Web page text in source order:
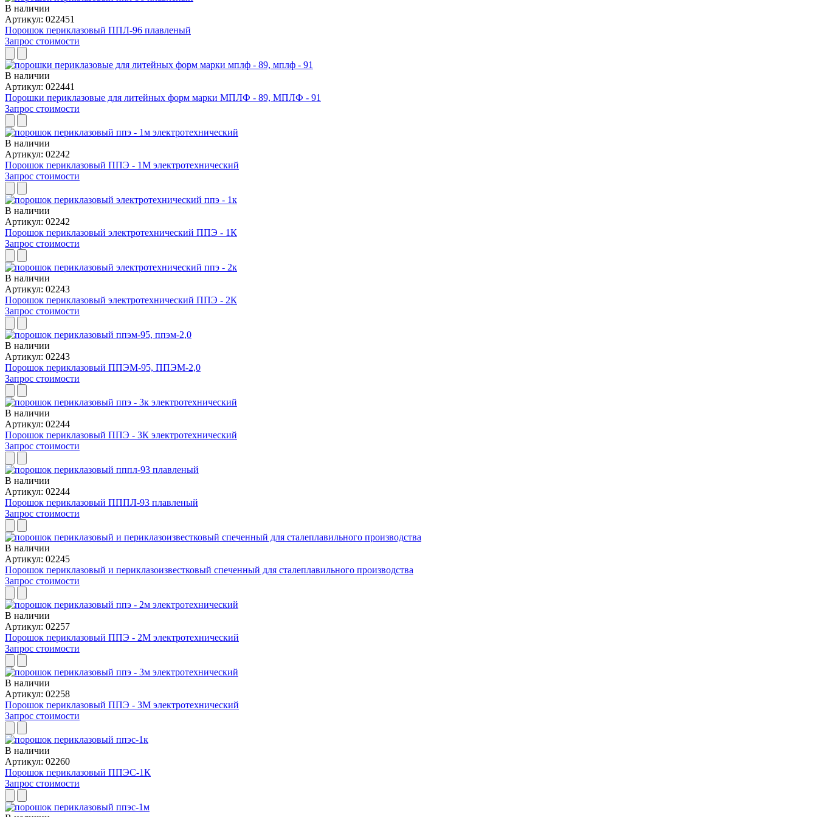
В наличии
Артикул: 022451
Порошок периклазовый ППЛ-96 плавленый
Запрос стоимости
В наличии
Артикул: 022441
Порошки периклазовые для литейных форм марки МПЛФ - 89, МПЛФ - 91
Запрос стоимости
В наличии
Артикул: 02242
Порошок периклазовый ППЭ - 1М электротехнический
Запрос стоимости
В наличии
Артикул: 02242
Порошок периклазовый электротехнический ППЭ - 1К
Запрос стоимости
В наличии
Артикул: 02243
Порошок периклазовый электротехнический ППЭ - 2К
Запрос стоимости
В наличии
Артикул: 02243
Порошок периклазовый ППЭМ-95, ППЭМ-2,0
Запрос стоимости
В наличии
Артикул: 02244
Порошок периклазовый ППЭ - 3К электротехнический
Запрос стоимости
В наличии
Артикул: 02244
Порошок периклазовый ПППЛ-93 плавленый
Запрос стоимости
В наличии
Артикул: 02245
Порошок периклазовый и периклазоизвестковый спеченный для сталеплавильного производства
Запрос стоимости
В наличии
Артикул: 02257
Порошок периклазовый ППЭ - 2М электротехнический
Запрос стоимости
В наличии
Артикул: 02258
Порошок периклазовый ППЭ - 3М электротехнический
Запрос стоимости
В наличии
Артикул: 02260
Порошок периклазовый ППЭС-1К
Запрос стоимости